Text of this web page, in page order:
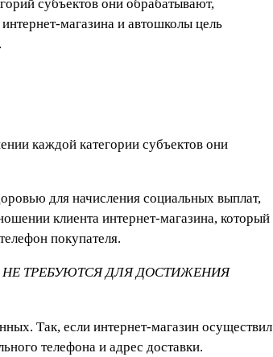
субъектов они обрабатывают,
магазина и автошколы цель
каждой категории субъектов они
для начисления социальных выплат,
клиента интернет-магазина, который
покупателя.
НЕ ТРЕБУЮТСЯ ДЛЯ ДОСТИЖЕНИЯ
Так, если интернет-магазин осуществил
телефона и адрес доставки.